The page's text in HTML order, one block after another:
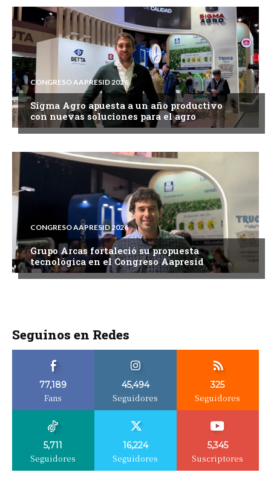
CONGRESO AAPRESID 2026
Sigma Agro apuesta a un año productivo
con nuevas soluciones para el agro
CONGRESO AAPRESID 2026
Grupo Arcas fortaleció su propuesta
tecnológica en el Congreso Aapresid
Seguinos en Redes
77,189
Fans
45,494
Seguidores
325
Seguidores
5,711
Seguidores
16,224
Seguidores
5,345
Suscriptores